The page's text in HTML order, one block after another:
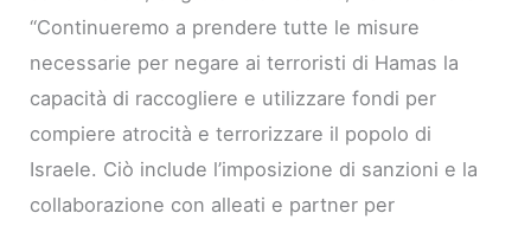
“Continueremo a prendere tutte le misure
necessarie per negare ai terroristi di Hamas la
capacità di raccogliere e utilizzare fondi per
compiere atrocità e terrorizzare il popolo di
Israele. Ciò include l’imposizione di sanzioni e la
collaborazione con alleati e partner per